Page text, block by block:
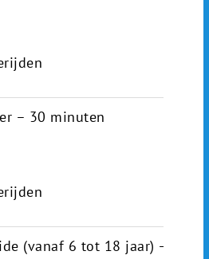
– 30 minuten
(vanaf 6 tot 18 jaar) – 45